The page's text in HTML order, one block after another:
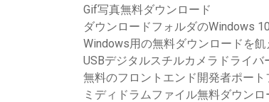
Gif写真無料ダウンロード
ダウンロードフォルダのWindows
Windows用の無料ダウンロードを
USBデジタルスチルカメラドライバ
無料のフロントエンド開発者ポー
ミディドラムファイル無料ダウンロ